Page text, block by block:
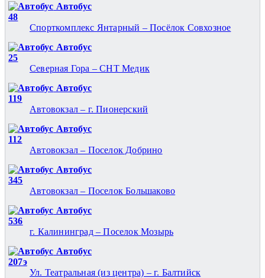
Автобус
48
Спорткомплекс Янтарный – Посёлок Совхозное
Автобус
25
Северная Гора – СНТ Медик
Автобус
119
Автовокзал – г. Пионерский
Автобус
112
Автовокзал – Поселок Добрино
Автобус
345
Автовокзал – Поселок Большаково
Автобус
536
г. Калининград – Поселок Мозырь
Автобус
207э
Ул. Театральная (из центра) – г. Балтийск